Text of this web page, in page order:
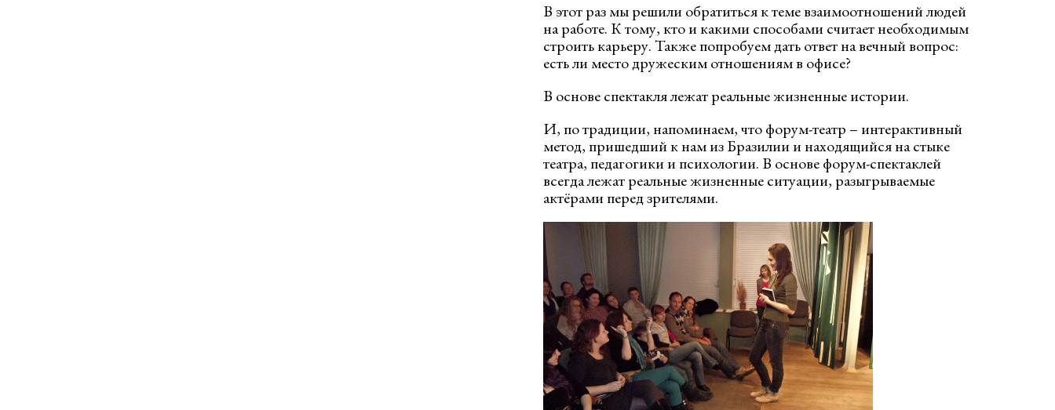
В этот раз мы решили обратиться к теме взаимоотношений людей
на работе. К тому, кто и какими способами считает необходимым
строить карьеру. Также попробуем дать ответ на вечный вопрос:
есть ли место дружеским отношениям в офисе?
В основе спектакля лежат реальные жизненные истории.
И, по традиции, напоминаем, что форум-театр – интерактивный
метод, пришедший к нам из Бразилии и находящийся на стыке
театра, педагогики и психологии. В основе форум-спектаклей
всегда лежат реальные жизненные ситуации, разыгрываемые
актёрами перед зрителями.